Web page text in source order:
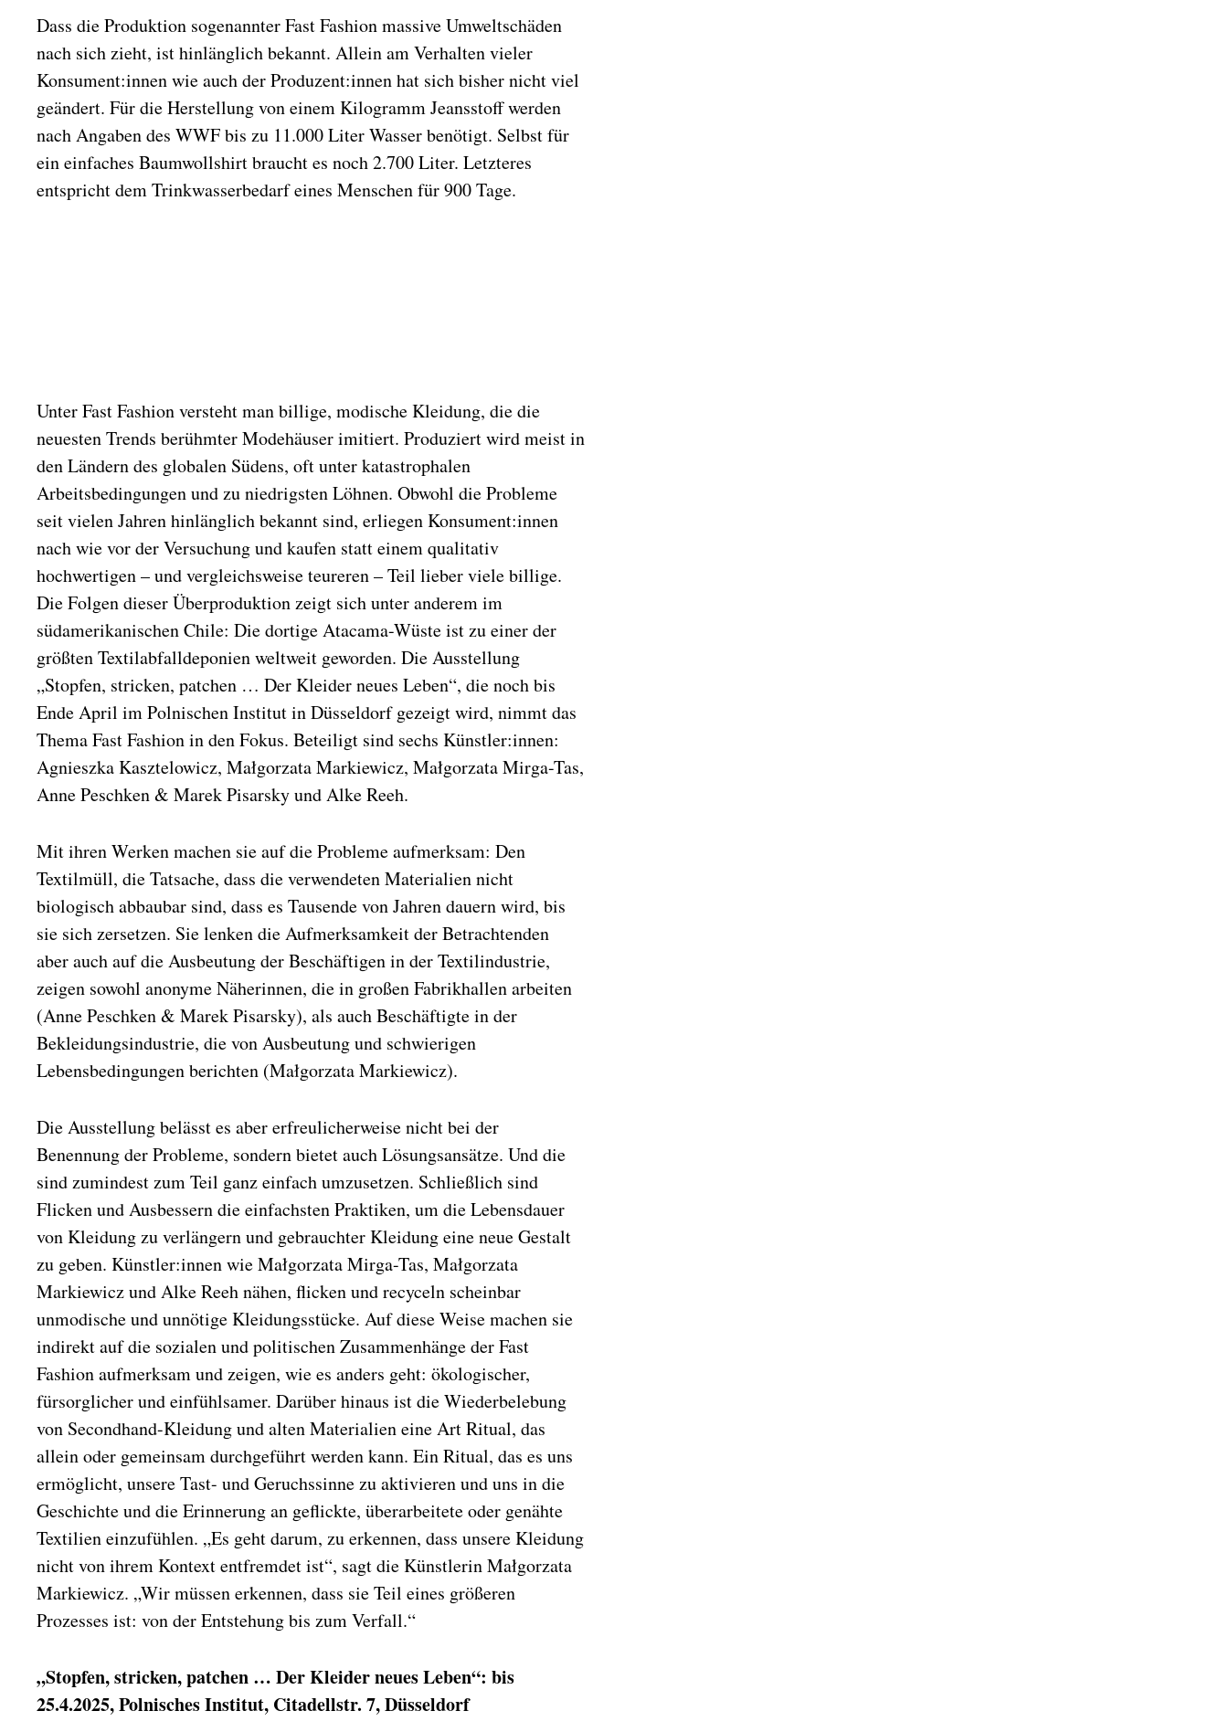
a
g
s
d
a
t
u
m
Dass die Produktion sogenannter Fast Fashion massive Umweltschäden
nach sich zieht, ist hinlänglich bekannt. Allein am Verhalten vieler
Konsument:innen wie auch der Produzent:innen hat sich bisher nicht viel
geändert. Für die Herstellung von einem Kilogramm Jeansstoff werden
nach Angaben des WWF bis zu 11.000 Liter Wasser benötigt. Selbst für
ein einfaches Baumwollshirt braucht es noch 2.700 Liter. Letzteres
entspricht dem Trinkwasserbedarf eines Menschen für 900 Tage.
Unter Fast Fashion versteht man billige, modische Kleidung, die die
neuesten Trends berühmter Modehäuser imitiert. Produziert wird meist in
den Ländern des globalen Südens, oft unter katastrophalen
Arbeitsbedingungen und zu niedrigsten Löhnen. Obwohl die Probleme
seit vielen Jahren hinlänglich bekannt sind, erliegen Konsument:innen
nach wie vor der Versuchung und kaufen statt einem qualitativ
hochwertigen – und vergleichsweise teureren – Teil lieber viele billige.
Die Folgen dieser Überproduktion zeigt sich unter anderem im
südamerikanischen Chile: Die dortige Atacama-Wüste ist zu einer der
größten Textilabfalldeponien weltweit geworden. Die Ausstellung
„Stopfen, stricken, patchen … Der Kleider neues Leben“, die noch bis
Ende April im Polnischen Institut in Düsseldorf gezeigt wird, nimmt das
Thema Fast Fashion in den Fokus. Beteiligt sind sechs Künstler:innen:
Agnieszka Kasztelowicz, Małgorzata Markiewicz, Małgorzata Mirga-Tas,
Anne Peschken & Marek Pisarsky und Alke Reeh.
Mit ihren Werken machen sie auf die Probleme aufmerksam: Den
Textilmüll, die Tatsache, dass die verwendeten Materialien nicht
biologisch abbaubar sind, dass es Tausende von Jahren dauern wird, bis
sie sich zersetzen. Sie lenken die Aufmerksamkeit der Betrachtenden
aber auch auf die Ausbeutung der Beschäftigen in der Textilindustrie,
zeigen sowohl anonyme Näherinnen, die in großen Fabrikhallen arbeiten
(Anne Peschken & Marek Pisarsky), als auch Beschäftigte in der
Bekleidungsindustrie, die von Ausbeutung und schwierigen
Lebensbedingungen berichten (Małgorzata Markiewicz).
Die Ausstellung belässt es aber erfreulicherweise nicht bei der
Benennung der Probleme, sondern bietet auch Lösungsansätze. Und die
sind zumindest zum Teil ganz einfach umzusetzen. Schließlich sind
Flicken und Ausbessern die einfachsten Praktiken, um die Lebensdauer
von Kleidung zu verlängern und gebrauchter Kleidung eine neue Gestalt
zu geben. Künstler:innen wie Małgorzata Mirga-Tas, Małgorzata
Markiewicz und Alke Reeh nähen, flicken und recyceln scheinbar
unmodische und unnötige Kleidungsstücke. Auf diese Weise machen sie
indirekt auf die sozialen und politischen Zusammenhänge der Fast
Fashion aufmerksam und zeigen, wie es anders geht: ökologischer,
fürsorglicher und einfühlsamer. Darüber hinaus ist die Wiederbelebung
von Secondhand-Kleidung und alten Materialien eine Art Ritual, das
allein oder gemeinsam durchgeführt werden kann. Ein Ritual, das es uns
ermöglicht, unsere Tast- und Geruchssinne zu aktivieren und uns in die
Geschichte und die Erinnerung an geflickte, überarbeitete oder genähte
Textilien einzufühlen. „Es geht darum, zu erkennen, dass unsere Kleidung
nicht von ihrem Kontext entfremdet ist“, sagt die Künstlerin Małgorzata
Markiewicz. „Wir müssen erkennen, dass sie Teil eines größeren
Prozesses ist: von der Entstehung bis zum Verfall.“
„Stopfen, stricken, patchen … Der Kleider neues Leben“: bis
25.4.2025, Polnisches Institut, Citadellstr. 7, Düsseldorf